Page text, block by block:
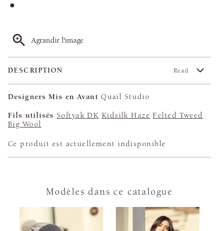
Agrandir l'image
DESCRIPTION Read
Designers Mis en Avant Quail Studio
Fils utilisés Softyak DK Kidsilk Haze Felted Tweed
Big Wool
Ce produit est actuellement indisponible
Modèles dans ce catalogue